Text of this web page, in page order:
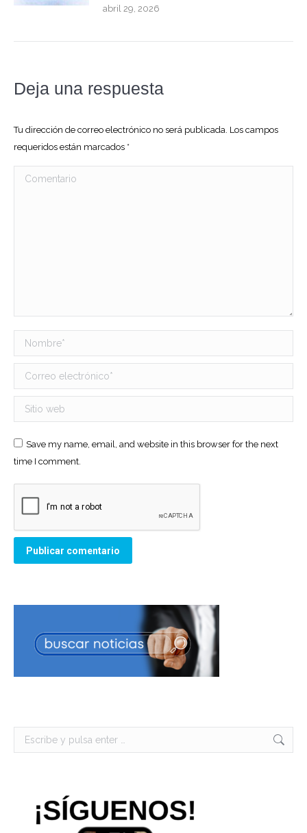
abril 29, 2026
Deja una respuesta
Tu dirección de correo electrónico no será publicada. Los campos
requeridos están marcados *
Comentario
Nombre *
Correo electrónico *
Sitio web
Save my name, email, and website in this browser for the next
time I comment.
Publicar comentario
Buscar: